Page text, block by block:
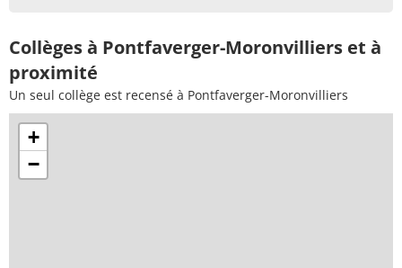
Collèges à Pontfaverger-Moronvilliers et à
proximité
Un seul collège est recensé à Pontfaverger-Moronvilliers
+
−